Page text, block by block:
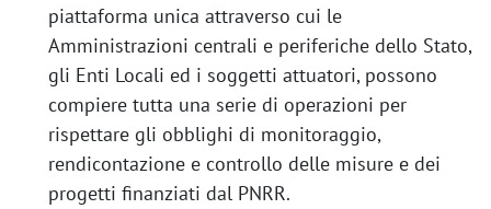
piattaforma unica attraverso cui le
Amministrazioni centrali e periferiche dello Stato,
gli Enti Locali ed i soggetti attuatori, possono
compiere tutta una serie di operazioni per
rispettare gli obblighi di monitoraggio,
rendicontazione e controllo delle misure e dei
progetti finanziati dal PNRR.